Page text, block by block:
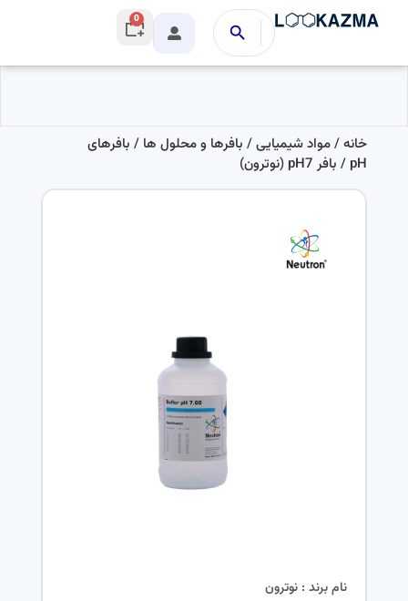
0
خانه/مواد شیمیایی/ بافرها و محلول ها / بافرهای
pH / بافر pH7 (نوترون)
نام برند : نوترون